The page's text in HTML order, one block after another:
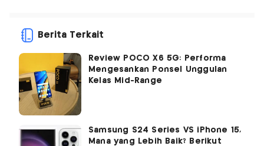
Berita Terkait
Review POCO X6 5G: Performa
Mengesankan Ponsel Unggulan
Kelas Mid-Range
Samsung S24 Series VS iPhone 15,
Mana yang Lebih Baik? Berikut